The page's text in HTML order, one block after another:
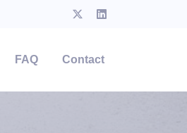
FAQ Contact